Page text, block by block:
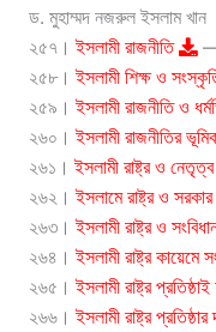
ড. মুহাম্মদ নজরুল ইসলাম খান
২৫৭।ইসলামী রাজনীতি
—
২৫৮।ইসলামী শিক্ষ ও
২৫৯।ইসলামী রাজনীতি ও
২৬০।ইসলামী রাজনীতির
২৬১।ইসলামী রাষ্ট্র ও নেতৃত্ব
২৬২।ইসলামে রাষ্ট্র ও
২৬৩।ইসলামী রাষ্ট্র ও
২৬৪।ইসলামী রাষ্ট্র কায়েমে
২৬৫।ইসলামী রাষ্ট্র
২৬৬।ইসলামী রাষ্ট্র প্রতিষ্ঠার